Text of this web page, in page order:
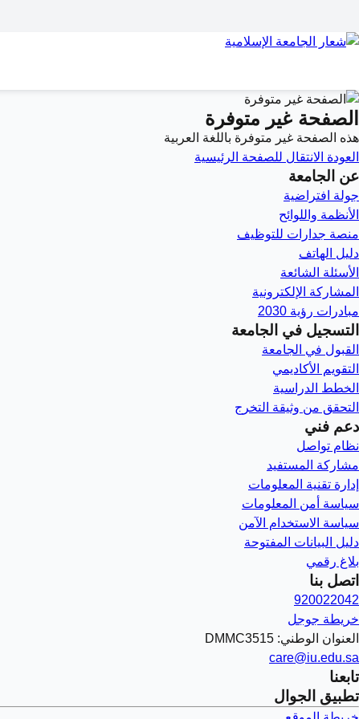
الصفحة غير متوفرة
هذه الصفحة غير متوفرة باللغة العربية
العودة الانتقال للصفحة الرئيسية
عن الجامعة
جولة افتراضية
الأنظمة واللوائح
منصة جدارات للتوظيف
دليل الهاتف
الأسئلة الشائعة
المشاركة الإلكترونية
مبادرات رؤية 2030
التسجيل في الجامعة
القبول في الجامعة
التقويم الأكاديمي
الخطط الدراسية
التحقق من وثيقة التخرج
دعم فني
نظام تواصل
مشاركة المستفيد
إدارة تقنية المعلومات
سياسة أمن المعلومات
سياسة الاستخدام الآمن
دليل البيانات المفتوحة
بلاغ رقمي
اتصل بنا
920022042
خريطة جوجل
العنوان الوطني: DMMC3515
care@iu.edu.sa
تابعنا
تطبيق الجوال